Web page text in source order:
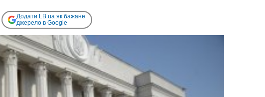
Додати LB.ua як бажане
джерело в Google